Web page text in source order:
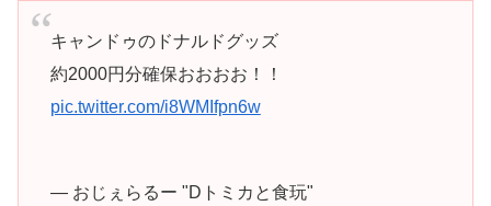
キャンドゥのドナルドグッズ
約2000円分確保おおおお！！
pic.twitter.com/i8WMIfpn6w
— おじぇらるー "Dトミカと食玩"